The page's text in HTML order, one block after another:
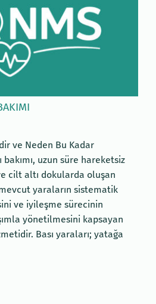
ve Neden Bu Kadar
bakımı, uzun süre hareketsiz
cilt altı dokularda oluşan
yaraların sistematik
ve iyileşme sürecinin
yönetilmesini kapsayan
Bası yaraları; yatağa